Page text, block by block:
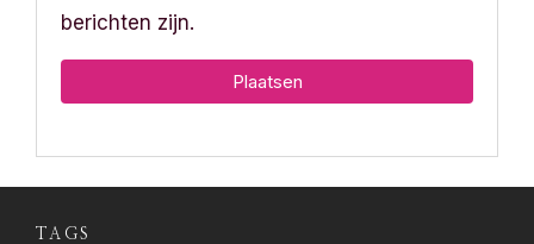
berichten zijn.
TAGS